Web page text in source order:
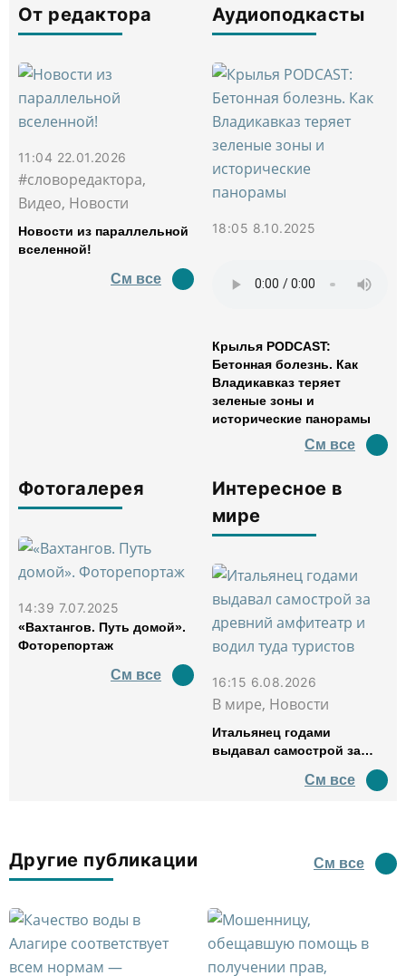
От редактора
11:04 22.01.2026
#словоредактора,
Видео, Новости
Новости из параллельной
вселенной!
См все
Аудиоподкасты
18:05 8.10.2025
Крылья PODCAST:
Бетонная болезнь. Как
Владикавказ теряет
зеленые зоны и
исторические панорамы
См все
Фотогалерея
14:39 7.07.2025
«Вахтангов. Путь домой».
Фоторепортаж
См все
Интересное в
мире
16:15 6.08.2026
В мире, Новости
Итальянец годами
выдавал самострой за
водил туда туристов
См все
Другие публикации См все